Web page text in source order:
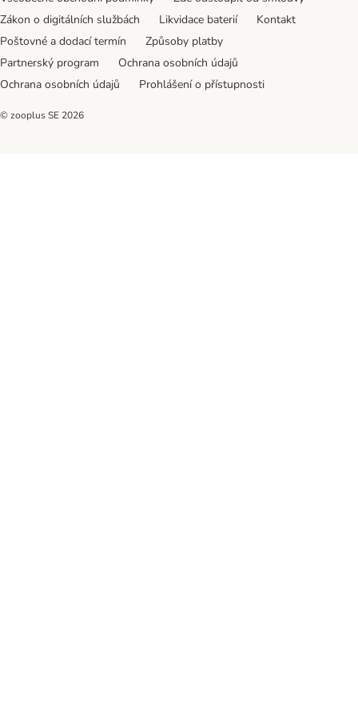
Zákon o digitálních službách
Likvidace baterií
Kontakt
Poštovné a dodací termín
Způsoby platby
Partnerský program
Ochrana osobních údajů
Ochrana osobních údajů
Prohlášení o přístupnosti
© zooplus SE 2026